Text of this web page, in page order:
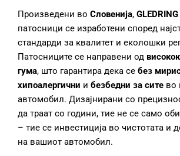
Произведени во Словенија, GLEDRING
патосници се изработени според
стандарди за квалитет и еколошки
Патосниците се направени од
гума, што гарантира дека се без
хипоалергични и безбедни за сите во
автомобил. Дизајнирани со
да траат со години, тие не се само
– тие се инвестиција во чистотата и
на вашиот автомобил.